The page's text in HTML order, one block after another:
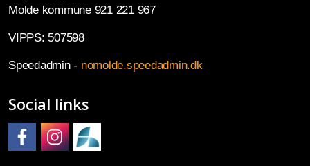
Molde kommune 921 221 967
VIPPS: 507598
Speedadmin - nomolde.speedadmin.dk
Social links